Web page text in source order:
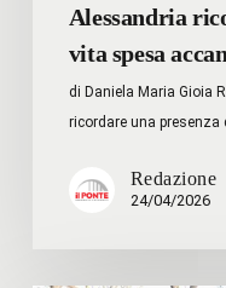
Alessandria
vita spesa
di Daniela Maria Gioia
ricordare una
Redazione
24/04/2026